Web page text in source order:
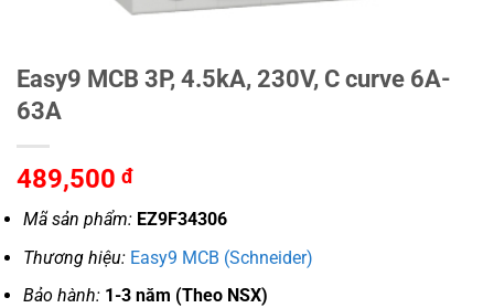
Easy9 MCB 3P, 4.5kA, 230V, C curve 6A-
63A
489,500 đ
Mã sản phẩm: EZ9F34306
Thương hiệu: Easy9 MCB (Schneider)
Bảo hành: 1-3 năm (Theo NSX)